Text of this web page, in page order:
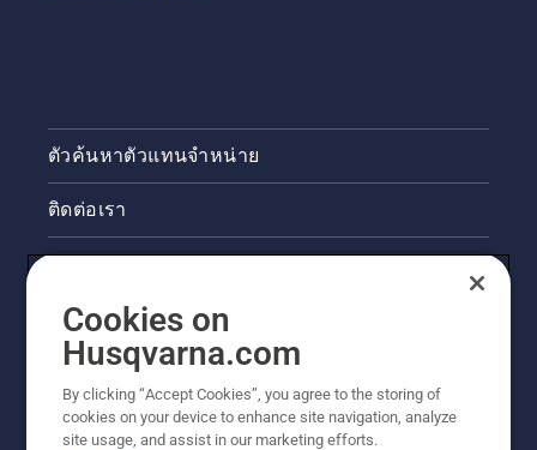
ตัวค้นหาตัวแทนจำหน่าย
ติดต่อเรา
ข่าวสารและกิจกรรม
ข้อมูลผลิตภัณฑ์ทางกฎหมาย
ไซต์ฮุสวาน่าอื่นๆ
Cookies on
Husqvarna.com
By clicking “Accept Cookies”, you agree to the storing of
cookies on your device to enhance site navigation, analyze
site usage, and assist in our marketing efforts.